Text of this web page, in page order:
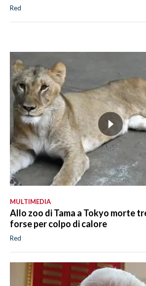
Red
MULTIMEDIA
Allo zoo di Tama a Tokyo morte
forse per colpo di calore
Red